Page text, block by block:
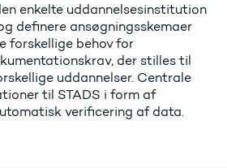
enkelte uddannelsesinstitution
definere ansøgningsskemaer
forskellige behov for
der stilles til
uddannelser. Centrale
til STADS i form af
verificering af data.